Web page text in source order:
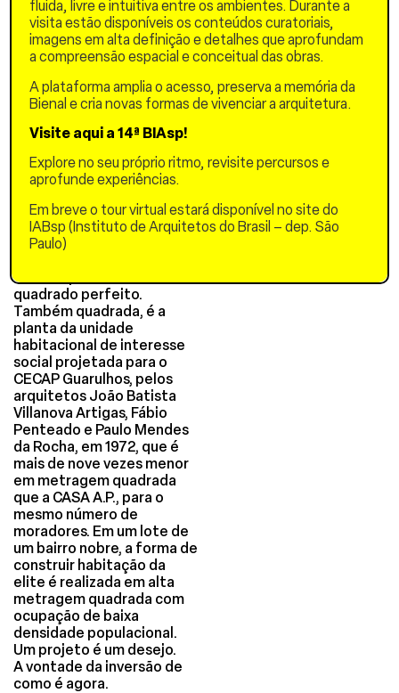
mudanças na percepção da
moral, da divisão do
trabalho e da relação
público, privado e íntimo
que cem anos são capazes
de abranger, temas como a
superposição dos espaços,
sua coletivização e formas
de manutenção são pautas
nas plantas arquitetônicas.
Em 900m², no Jardim
Europa, em um lote de
trinta metros por trinta
metros, habita uma única
em uma planta de
quadrado perfeito.
Também quadrada, é a
planta da unidade
habitacional de interesse
social projetada para o
CECAP Guarulhos, pelos
arquitetos João Batista
Villanova Artigas, Fábio
Penteado e Paulo Mendes
da Rocha, em 1972, que é
mais de nove vezes menor
em metragem quadrada
que a CASA A.P., para o
mesmo número de
moradores. Em um lote de
um bairro nobre, a forma de
construir habitação da
elite é realizada em alta
metragem quadrada com
ocupação de baixa
densidade populacional.
Um projeto é um desejo.
A vontade da inversão de
como é agora.
fluida, livre e intuitiva entre os ambientes. Durante a
visita estão disponíveis os conteúdos curatoriais,
imagens em alta definição e detalhes que aprofundam
a compreensão espacial e conceitual das obras.
A plataforma amplia o acesso, preserva a memória da
Bienal e cria novas formas de vivenciar a arquitetura.
Visite aqui a 14ª BIAsp!
Explore no seu próprio ritmo, revisite percursos e
aprofunde experiências.
Em breve o tour virtual estará disponível no site do
IABsp (Instituto de Arquitetos do Brasil – dep. São
Paulo)